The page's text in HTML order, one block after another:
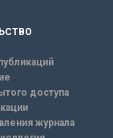
доступа
журнала